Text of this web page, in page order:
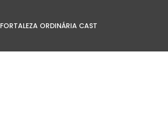
FORTALEZA ORDINÁRIA CAST